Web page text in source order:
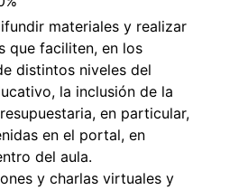
materiales y realizar
que faciliten, en los
distintos niveles del
la inclusión de la
en particular,
en el portal, en
del aula.
y charlas virtuales y